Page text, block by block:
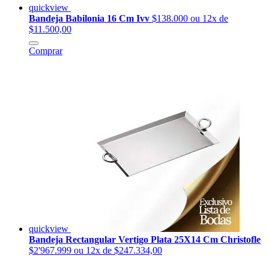
quickview
Bandeja Babilonia 16 Cm Ivv $138.000 ou 12x de
$11.500,00
Comprar
quickview
Bandeja Rectangular Vertigo Plata 25X14 Cm Christofle
$2'967.999 ou 12x de $247.334,00